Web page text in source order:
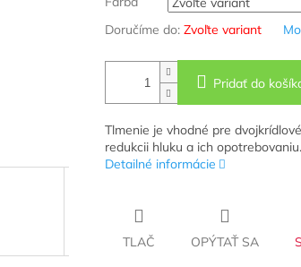
Doručíme do: Zvoľte variant
Pridať do
Tlmenie je vhodné pre
redukcii hluku a ich opotrebovaniu.
Detailné informácie
TLAČ OPÝTAŤ SA